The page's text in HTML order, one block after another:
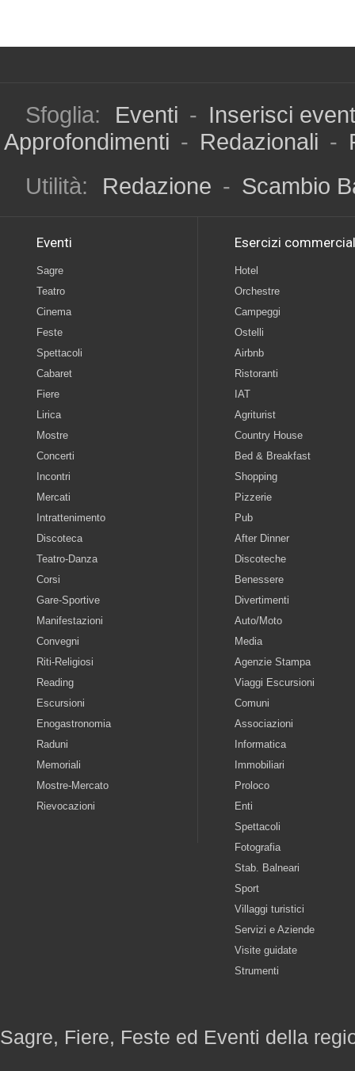
Sfoglia: Eventi - Inserisci
Approfondimenti - Redazionali -
Utilità:
Redazione - Scambio
Eventi
Sagre
Teatro
Cinema
Feste
Spettacoli
Cabaret
Fiere
Lirica
Mostre
Concerti
Incontri
Mercati
Intrattenimento
Discoteca
Teatro-Danza
Corsi
Gare-Sportive
Manifestazioni
Convegni
Riti-Religiosi
Reading
Escursioni
Enogastronomia
Raduni
Memoriali
Mostre-Mercato
Rievocazioni
Esercizi
Hotel
Orchestre
Campeggi
Ostelli
Airbnb
Ristoranti
IAT
Agriturist
Country House
Bed & Breakfast
Shopping
Pizzerie
Pub
After Dinner
Discoteche
Benessere
Divertimenti
Auto/Moto
Media
Agenzie Stampa
Viaggi Escursioni
Comuni
Associazioni
Informatica
Immobiliari
Proloco
Enti
Spettacoli
Fotografia
Stab. Balneari
Sport
Villaggi turistici
Servizi e Aziende
Visite guidate
Strumenti
Sagre, Fiere, Feste ed Eventi della